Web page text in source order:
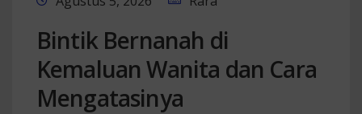
Bintik Bernanah di
Kemaluan Wanita dan Cara
Mengatasinya